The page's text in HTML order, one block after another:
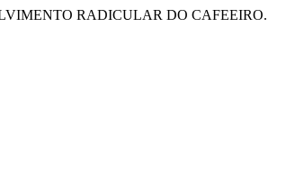
RADICULAR DO CAFEEIRO.